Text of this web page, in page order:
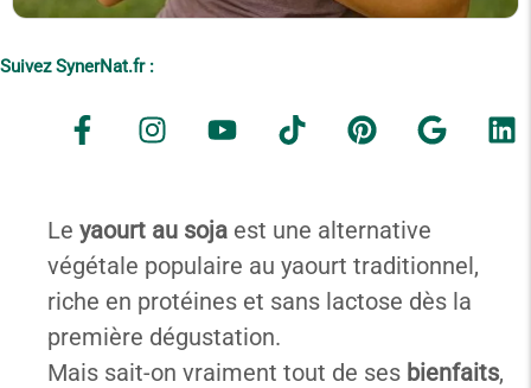
Suivez SynerNat.fr :
Le yaourt au soja est une alternative
végétale populaire au yaourt traditionnel,
riche en protéines et sans lactose dès la
première dégustation.
Mais sait-on vraiment tout de ses bienfaits,